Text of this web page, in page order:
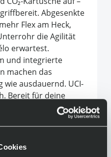
Abgesenkte
Flex am Heck,
die Agilität
erwartest.
und integrierte
machen das
wie ausdauernd. UCI-
Bereit für deine